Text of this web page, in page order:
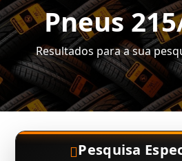
Pneus
Resultados para a sua
Pesquisa